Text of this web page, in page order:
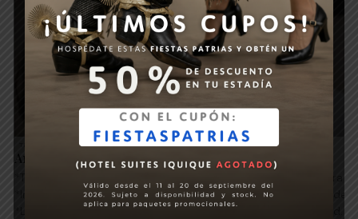
TERRADO ARTURO PRAT AMIGAS Y RELAX
Amigas & Relax
welcome drinks,tabla para compartir en el bar,
*Late check out hasta las 16:00 horas, sujeto a disponibilidad.